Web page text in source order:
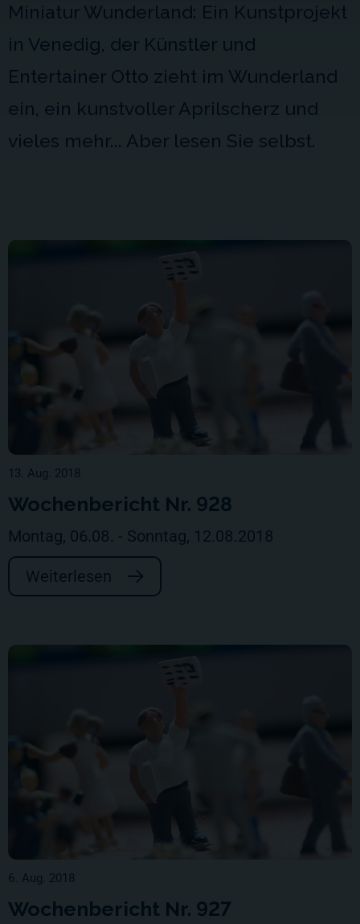
Miniatur Wunderland: Ein Kunstprojekt
in Venedig, der Künstler und
Entertainer Otto zieht im Wunderland
ein, ein kunstvoller Aprilscherz und
vieles mehr... Aber lesen Sie selbst.
13. Aug. 2018
Wochenbericht Nr. 928
Montag, 06.08. - Sonntag, 12.08.2018
Weiterlesen
6. Aug. 2018
Wochenbericht Nr. 927